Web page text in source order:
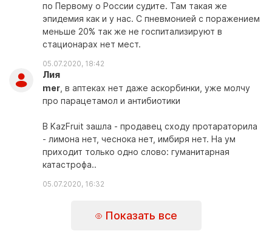
по Первому о России судите. Там такая же
эпидемия как и у нас. С пневмонией с поражением
меньше 20% так же не госпитализируют в
стационарах нет мест.
05.07.2020, 18:42
Лия
mer , в аптеках нет даже аскорбинки, уже молчу
про парацетамол и антибиотики
В KazFruit зашла - продавец сходу протараторила
- лимона нет, чеснока нет, имбиря нет. На ум
приходит только одно слово: гуманитарная
катастрофа..
05.07.2020, 16:32
Показать все